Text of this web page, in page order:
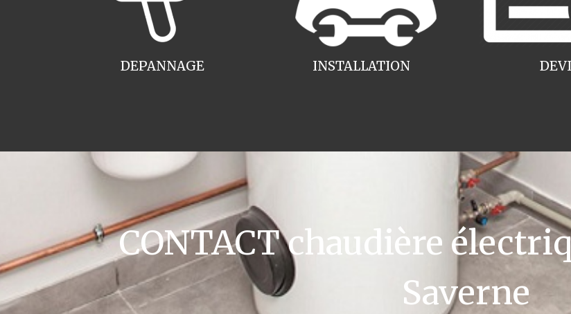
INSTALLATION
DEPANNAGE
CONTACT chaudière
Saverne